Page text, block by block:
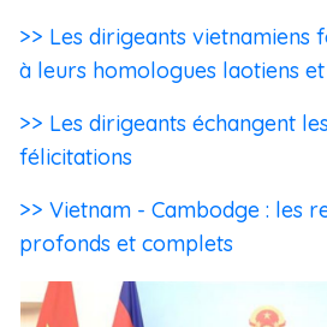
>> Les dirigeants
à leurs homologues laotiens
>> Les dirigeants échangent
félicitations
>> Vietnam - Cambodge : les
profonds et complets